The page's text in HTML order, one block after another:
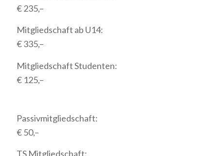
€ 235,–
Mitgliedschaft ab U14:
€ 335,–
Mitgliedschaft Studenten:
€ 125,–
Passivmitgliedschaft:
€ 50,–
TS Mitgliedschaft: